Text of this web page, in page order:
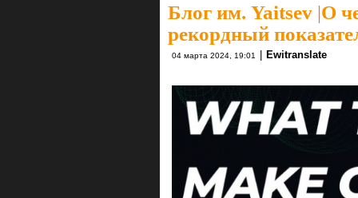
Блог им. Yaitsev |О
рекордный
04 марта 2024, 19:01 Ewitranslate